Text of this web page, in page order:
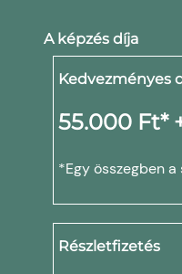
A képzés díja
Kedvezményes
55.000 Ft*
*Egy összegben a
Részletfizetés